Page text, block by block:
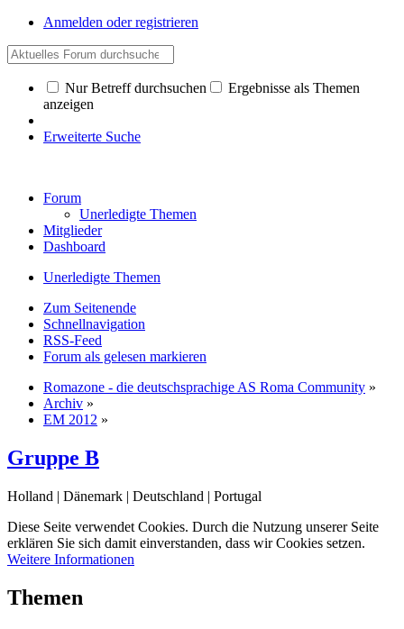
Anmelden oder registrieren
Nur Betreff durchsuchen
Ergebnisse als Themen
anzeigen
Erweiterte Suche
Forum
Unerledigte Themen
Mitglieder
Dashboard
Unerledigte Themen
Zum Seitenende
Schnellnavigation
RSS-Feed
Forum als gelesen markieren
Romazone - die deutschsprachige AS Roma Community »
Archiv »
EM 2012 »
Gruppe B
Holland | Dänemark | Deutschland | Portugal
Diese Seite verwendet Cookies. Durch die Nutzung unserer Seite
erklären Sie sich damit einverstanden, dass wir Cookies setzen.
Weitere Informationen
Themen